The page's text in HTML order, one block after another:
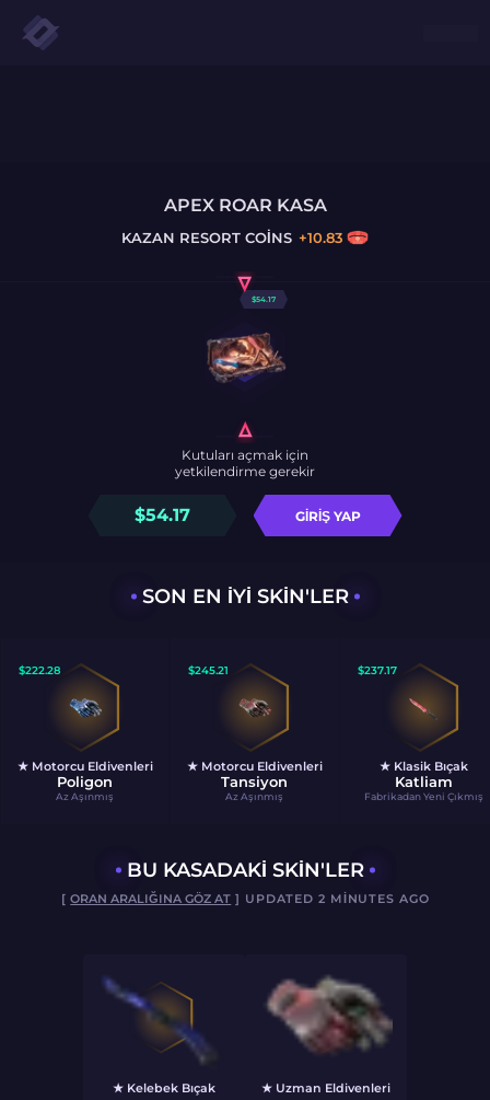
APEX ROAR KASA
KAZAN RESORT COINS +10.83
$54.17
$54.17 GIRIŞ YAP
Kutuları açmak için
yetkilendirme gerekir
SON EN IYI SKIN'LER
$222.28
★ Motorcu Eldivenleri
Poligon
Az Aşınmış
$245.21
★ Motorcu Eldivenleri
Tansiyon
Az Aşınmış
$237.17
★ Klasik Bıçak
Katliam
Fabrikadan Yeni Çıkmış
BU KASADAKI SKIN'LER
[ORAN ARALIĞINA GÖZ AT ] UPDATED 2 MINUTES AGO
★ Kelebek Bıçak ★ Uzman Eldivenleri